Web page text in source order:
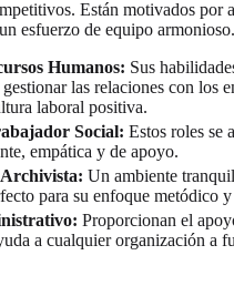
Están motivados por
esfuerzo de equipo armonioso.
Humanos: Sus
las relaciones con los
laboral positiva.
Social: Estos roles se
empática y de apoyo.
Un ambiente
para su enfoque metódico
Proporcionan el
a cualquier organización a